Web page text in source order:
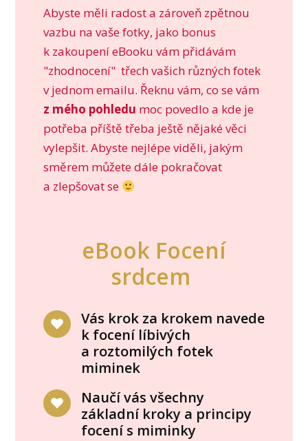
Abyste měli radost a zároveň zpětnou
vazbu na vaše fotky, jako bonus
k zakoupení eBooku vám přidávám
"zhodnocení" třech vašich různých fotek
v jednom emailu. Řeknu vám, co se vám
z mého pohledu moc povedlo a kde je
potřeba příště třeba ještě nějaké věci
vylepšit. Abyste nejlépe viděli, jakým
směrem můžete dále pokračovat
a zlepšovat se
eBook Focení
srdcem
Vás krok za krokem navede
k focení líbivých
a roztomilých fotek
miminek
Naučí vás všechny
základní kroky a principy
focení s miminky